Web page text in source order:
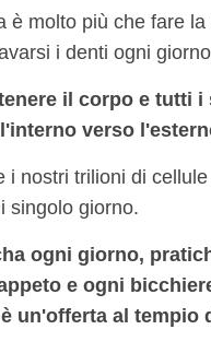
è molto più che fare la
i denti ogni
il corpo e tutti i
verso
i nostri trilioni di
singolo giorno.
ogni giorno,
e ogni
un'offerta al tempio